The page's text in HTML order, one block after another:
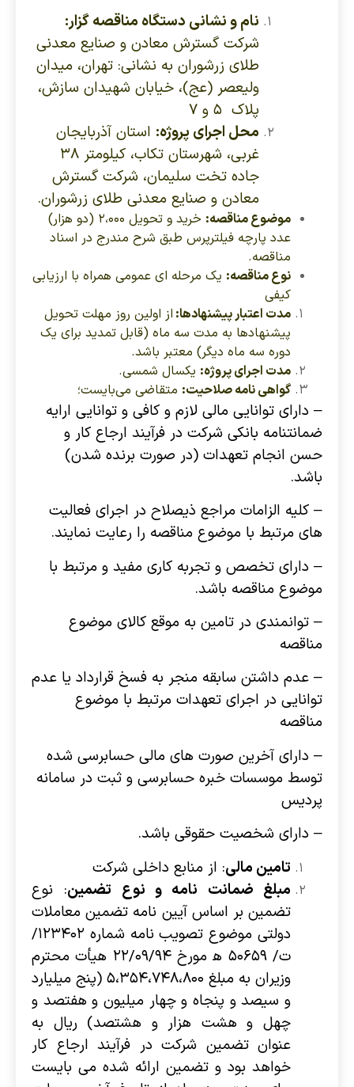
نام و نشانی دستگاه مناقصه گزار:
شرکت گسترش معادن و صنایع معدنی
طلای زرشوران به نشانی: تهران، میدان
ولیعصر (عج)، خیابان شهیدان سازش،
پلاک ۵ و ۷
محل اجرای پروژه: استان آذربایجان
غربی، شهرستان تکاب، کیلومتر ۳۸
جاده تخت سلیمان، شرکت گسترش
معادن و صنایع معدنی طلای زرشوران.
موضوع مناقصه:
خرید و تحویل ۲،۰۰۰ (دو هزار)
عدد پارچه فیلترپرس طبق شرح مندرج در اسناد
مناقصه.
نوع مناقصه: یک مرحله ای عمومی همراه با ارزیابی
کیفی
مدت اعتبار پیشنهادها: از اولین روز مهلت تحویل
پیشنهادها به مدت سه ماه (قابل تمدید برای یک
دوره سه ماه دیگر) معتبر باشد.
مدت اجرای پروژه: یکسال شمسی.
گواهی نامه صلاحیت: متقاضی ‌می‌بایست؛
– دارای توانایی مالی لازم و کافی و توانایی ارایه
ضمانتنامه بانکی شرکت در فرآیند ارجاع کار و
حسن انجام تعهدات (در صورت برنده شدن)
باشد.
– کلیه الزامات مراجع ذیصلاح در اجرای فعالیت
های مرتبط با موضوع مناقصه را رعایت نمایند.
– دارای تخصص و تجربه کاری مفید و مرتبط با
موضوع مناقصه باشد.
– توانمندی در تامین به موقع کالای موضوع
مناقصه
– عدم داشتن سابقه منجر به فسخ قرارداد یا عدم
توانایی در اجرای تعهدات مرتبط با موضوع
مناقصه
– دارای آخرین صورت های مالی حسابرسی شده
توسط موسسات خبره حسابرسی و ثبت در سامانه
پردیس
– دارای شخصیت حقوقی باشد.
تامین مالی: از منابع داخلی شرکت
مبلغ ضمانت نامه و نوع تضمین: نوع
تضمین بر اساس آیین نامه تضمین معاملات
دولتی موضوع تصویب نامه شماره ۱۲۳۴۰۲/
ت/ ۵۰۶۵۹ ﻫ مورخ ۲۲/۰۹/۹۴ هیأت محترم
وزیران به مبلغ ۵،۳۵۴،۷۴۸،۸۰۰ (پنج میلیارد
و سیصد و پنجاه و چهار میلیون و هفتصد و
چهل و هشت هزار و هشتصد) ریال به
عنوان تضمین شرکت در فرآیند ارجاع کار
خواهد بود و تضمین ارائه شده می بایست